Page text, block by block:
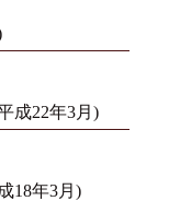
成22年3月)
18年3月)